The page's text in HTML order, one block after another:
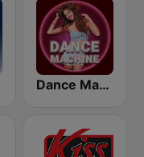
Dance Machine